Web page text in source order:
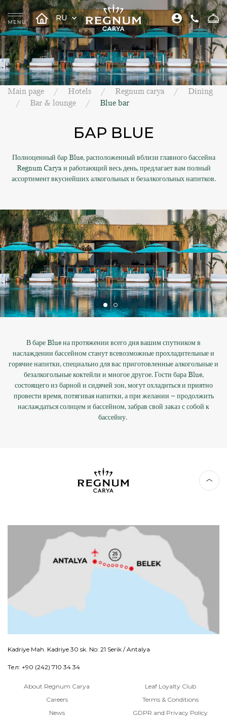
RU
Main page Hotels Regnum carya
Dining
Bar & lounge
Blue bar
БАР BLUE
Полноценный бар Blue, расположенный вблизи главного бассейна
Regnum Carya и работающий весь день, предлагает вам полный
ассортимент вкуснейших алкогольных и безалкогольных напитков.
В баре Blue на протяжении всего дня вашим спутником в
наслаждении бассейном станут всевозможные прохладительные и
горячие напитки, специально для вас приготовленные алкогольные и
безалкогольные коктейли и многое другое. Гости бара Blue,
состоящего из барной и сидячей зон, могут охладиться и приятно
провести время, потягивая напитки, а при желании – продолжить
наслаждаться солнцем и бассейном, забрав свой заказ с собой к
бассейну.
Kadriye Mah. Kadriye 30 sk. No: 21 Serik / Antalya
Тел: +90 (242) 710 34 34
About Regnum Carya
Careers
News
Leaf Loyalty Club
Terms & Conditions
GDPR and Privacy Policy